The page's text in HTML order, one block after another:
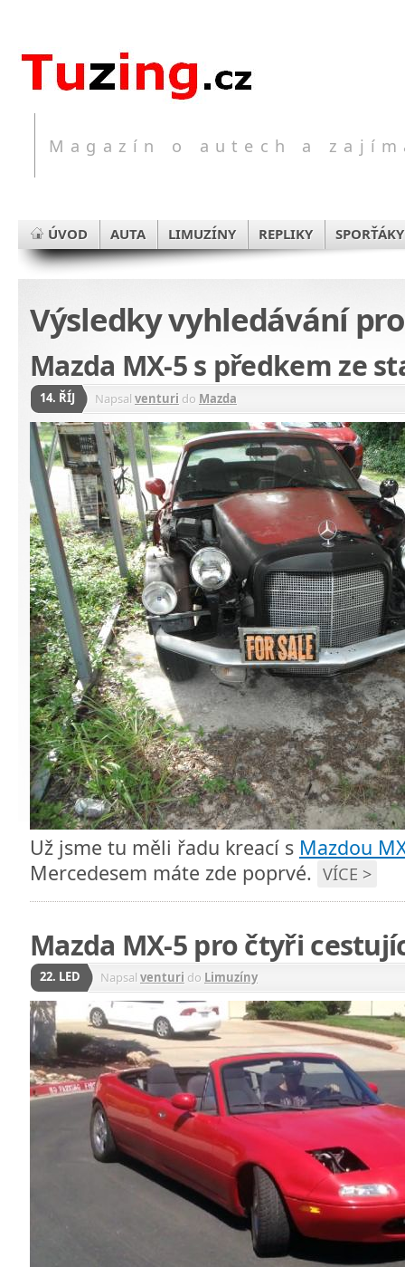
Magazín o autech a
ÚVOD AUTA LIMUZÍNY REPLIKY SPORŤÁKY
Výsledky vyhledávání
Mazda MX-5 s předkem ze
14. ŘÍJ Napsal venturi do Mazda
Už jsme tu měli řadu kreací s Mazdou
Mercedesem máte zde poprvé. VÍCE >
Mazda MX-5 pro čtyři
22. LED Napsal venturi do Limuzíny